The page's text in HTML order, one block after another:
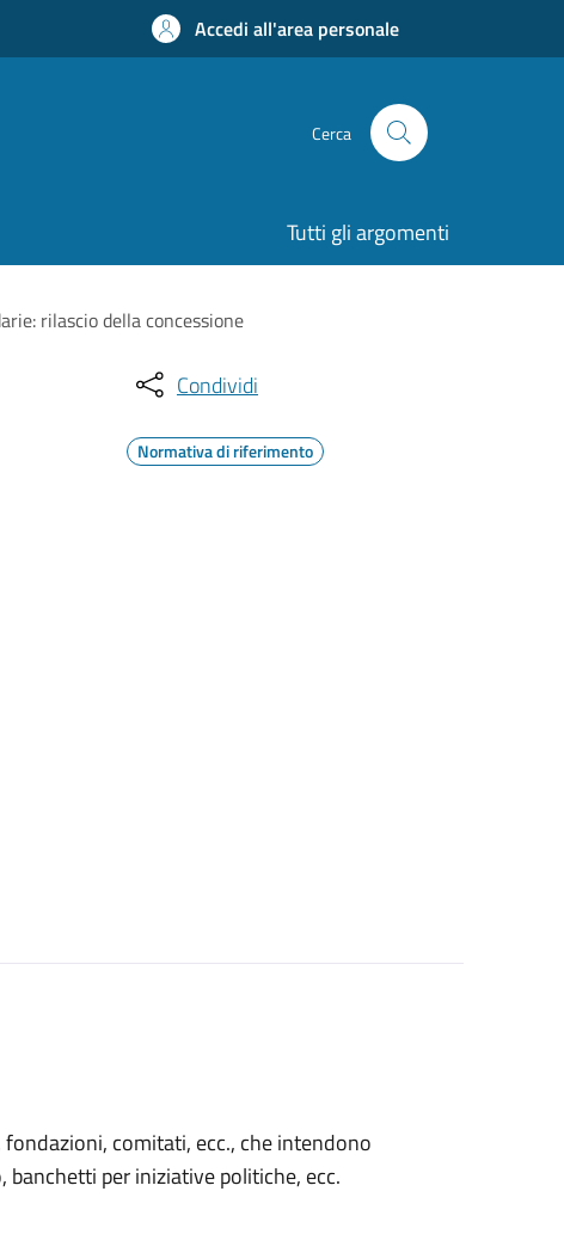
Accedi all'area personale
Cerca
Tutti gli argomenti
rilascio della concessione
Condividi
Normativa di riferimento
comitati, ecc., che intendono
per iniziative politiche, ecc.